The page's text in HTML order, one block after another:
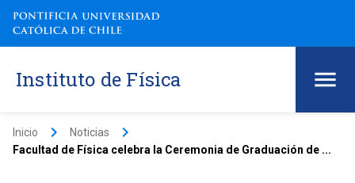
Instituto de Física
Inicio keyboard_arrow_right Noticias keyboard_arrow_right
Facultad de Física celebra la Ceremonia de Graduación de ...